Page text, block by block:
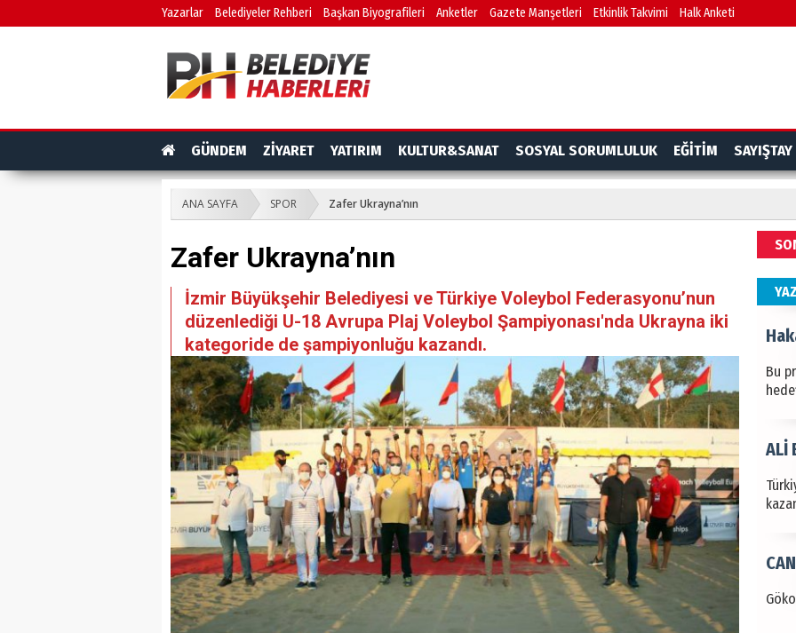
Yazarlar Belediyeler Rehberi Başkan Biyografileri Anketler Gazete Manşetleri Etkinlik Takvimi Halk Anketi
GÜNDEM ZİYARET YATIRIM KULTUR&SANAT SOSYAL SORUMLULUK EĞİTİM SAYIŞTAY
ANA SAYFA SPOR Zafer Ukrayna’nın
Zafer Ukrayna’nın
İzmir Büyükşehir Belediyesi ve Türkiye Voleybol Federasyonu’nun
düzenlediği U-18 Avrupa Plaj Voleybol Şampiyonası'nda Ukrayna iki
kategoride de şampiyonluğu kazandı.
Bu
ALİ